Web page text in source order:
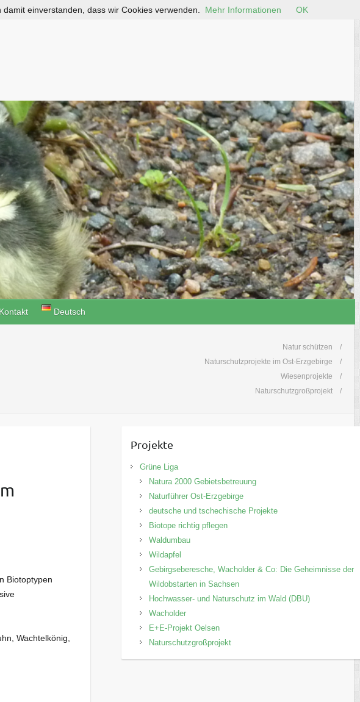
Kontakt Deutsch
Natur schützen
Naturschutzprojekte im Ost-Erzgebirge
Wiesenprojekte
Naturschutzgroßprojekt
Biotoptypen
Wachtelkönig,
Projekte
Grüne Liga
Natura 2000 Gebietsbetreuung
Naturführer Ost-Erzgebirge
deutsche und tschechische Projekte
Biotope richtig pflegen
Waldumbau
Wildapfel
Gebirgseberesche, Wacholder & Co: Die Geheimnisse der
Wildobstarten in Sachsen
Hochwasser- und Naturschutz im Wald (DBU)
Wacholder
E+E-Projekt Oelsen
Naturschutzgroßprojekt
einverstanden, dass wir Cookies verwenden. Mehr Informationen OK